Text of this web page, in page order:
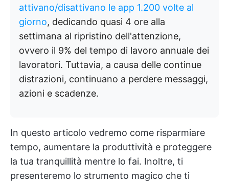
attivano/disattivano le app 1.200 volte al
giorno, dedicando quasi 4 ore alla
settimana al ripristino dell'attenzione,
ovvero il 9% del tempo di lavoro annuale dei
lavoratori. Tuttavia, a causa delle continue
distrazioni, continuano a perdere messaggi,
azioni e scadenze.
In questo articolo vedremo come risparmiare
tempo, aumentare la produttività e proteggere
la tua tranquillità mentre lo fai. Inoltre, ti
presenteremo lo strumento magico che ti